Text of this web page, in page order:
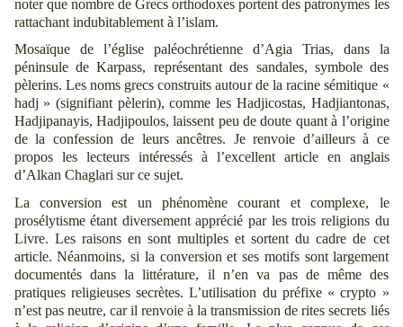
noter que nombre de Grecs orthodoxes portent des patronymes les
rattachant indubitablement à l’islam.
Mosaïque de l’église paléochrétienne d’Agia Trias, dans la
péninsule de Karpass, représentant des sandales, symbole des
pèlerins. Les noms grecs construits autour de la racine sémitique «
hadj » (signifiant pèlerin), comme les Hadjicostas, Hadjiantonas,
Hadjipanayis, Hadjipoulos, laissent peu de doute quant à l’origine
de la confession de leurs ancêtres. Je renvoie d’ailleurs à ce
propos les lecteurs intéressés à l’excellent article en anglais
d’Alkan Chaglari sur ce sujet.
La conversion est un phénomène courant et complexe, le
prosélytisme étant diversement apprécié par les trois religions du
Livre. Les raisons en sont multiples et sortent du cadre de cet
article. Néanmoins, si la conversion et ses motifs sont largement
documentés dans la littérature, il n’en va pas de même des
pratiques religieuses secrètes. L’utilisation du préfixe « crypto »
n’est pas neutre, car il renvoie à la transmission de rites secrets liés